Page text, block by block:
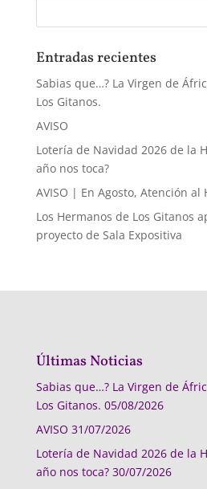
Entradas recientes
Sabias que…? La Virgen de
Los Gitanos.
AVISO
Lotería de Navidad 2026 de la
año nos toca?
AVISO | En Agosto, Atención
Los Hermanos de Los Gitanos
proyecto de Sala Expositiva
Últimas Noticias
Sabias que…? La Virgen de
Los Gitanos. 05/08/2026
AVISO 31/07/2026
Lotería de Navidad 2026 de la
año nos toca? 30/07/2026